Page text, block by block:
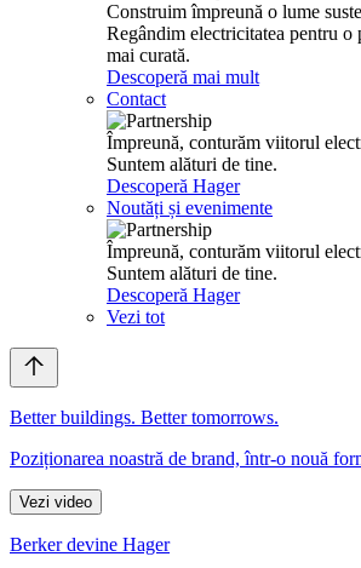
Construim împreună o lume
Regândim elec­tri­ci­tatea pentru o
mai curată.
Descoperă mai mult
Contact
Împreună, conturăm viitorul
Suntem alături de tine.
Descoperă Hager
Noutăți și evenimente
Împreună, conturăm viitorul
Suntem alături de tine.
Descoperă Hager
Vezi tot
Better buil­dings. Better tomor­rows.
Pozi­țio­narea noastră de brand, într-o nouă
Vezi video
Berker devine Hager